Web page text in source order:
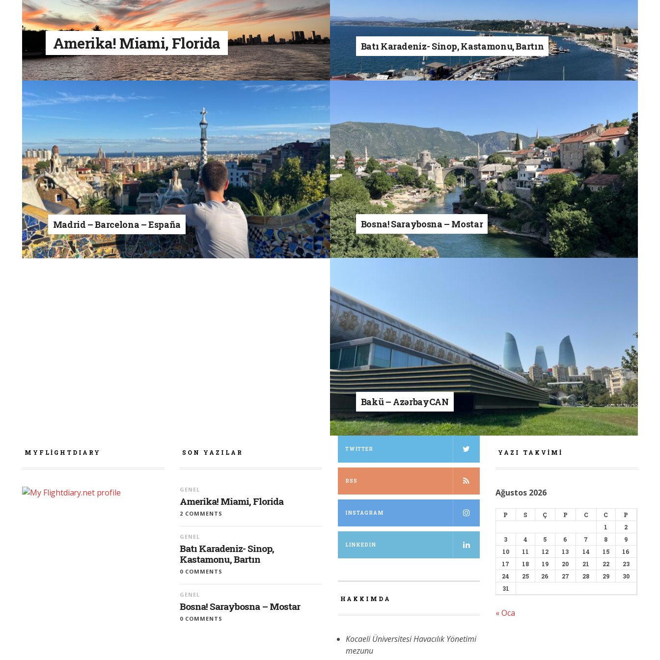
Amerika! Miami, Florida Batı Karadeniz- Sinop, Kastamonu, Bartın
Bosna! Saraybosna – Mostar
Madrid – Barcelona – España
Bakü – AzərbayCAN
MYFLIGHTDIARY SON YAZILAR
GENEL
Amerika! Miami, Florida
2 COMMENTS
GENEL
Batı Karadeniz- Sinop,
Kastamonu, Bartın
0 COMMENTS
GENEL
Bosna! Saraybosna – Mostar
0 COMMENTS
TWITTER
RSS
INSTAGRAM
LINKEDIN
HAKKIMDA
Kocaeli Üniversitesi Havacılık Yönetimi
mezunu
YAZI TAKVIMI
Ağustos 2026
P S Ç P C C
P
1
2
3
4 5 6 7 8
9
10
11 12 13 14 15
16
17
18 19 20 21 22
23
24
25 26 27 28 29
30
31
« Oca